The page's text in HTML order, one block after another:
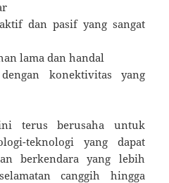
dan pasif yang sangat
lama dan handal
konektivitas yang
terus berusaha untuk
teknologi yang dapat
berkendara yang lebih
canggih hingga